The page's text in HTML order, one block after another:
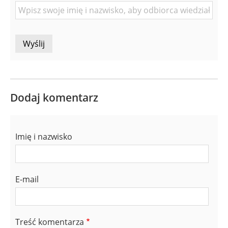
Osoby
Dodaj komentarz
Imię i nazwisko
E-mail
Treść komentarza